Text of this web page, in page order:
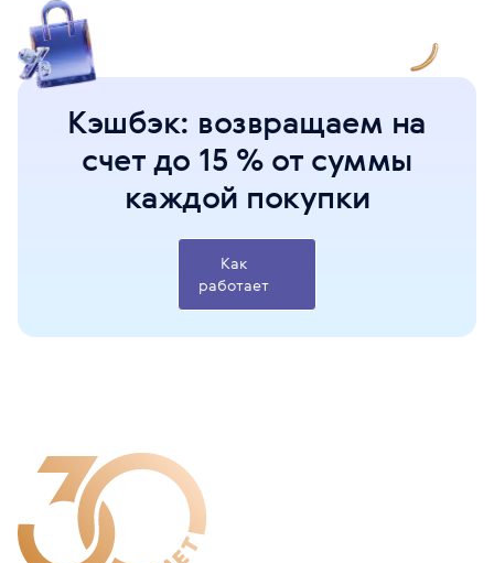
Август
Подари любовь и
заботу
любовь и заботу
Лучшее – детям
Поделиться
Откроется 01.09.2026
Кэшбэк: возвращаем на
счет до 15 % от суммы
каждой покупки
Как
работает